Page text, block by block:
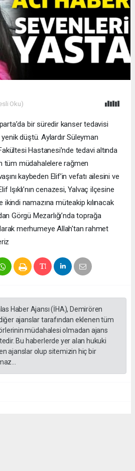
Oku)
bir süredir kanser tedavisi
yenik düştü. Aylardır Süleyman
Hastanesi’nde tedavi altında
tüm müdahalelere rağmen
kaybeden Elif’in vefatı ailesini ve
Işıklı’nın cenazesi, Yalvaç ilçesine
ikindi namazına müteakip kılınacak
Görgü Mezarlığı’nda toprağa
merhumeye Allah'tan rahmet
Haber Ajansı (İHA), Demirören
ajanslar tarafından eklenen tüm
müdahalesi olmadan ajans
Bu haberlerde yer alan hukuki
ajanslar olup sitemizin hiç bir